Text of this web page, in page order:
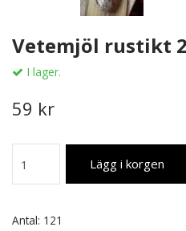
Vetemjöl rustikt 2
I lager.
59 kr
Lägg i korgen
Antal: 121